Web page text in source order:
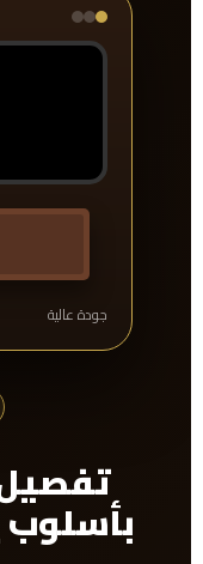
تفصيل
بأسلوب
جودة عالية